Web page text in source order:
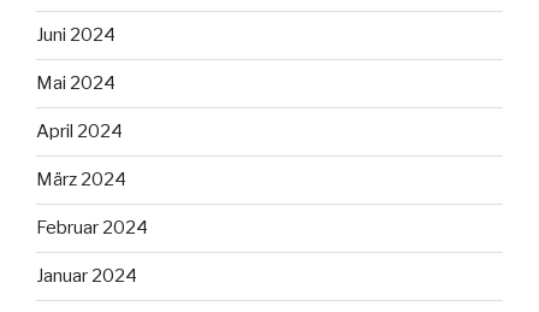
Juni 2024
Mai 2024
April 2024
März 2024
Februar 2024
Januar 2024